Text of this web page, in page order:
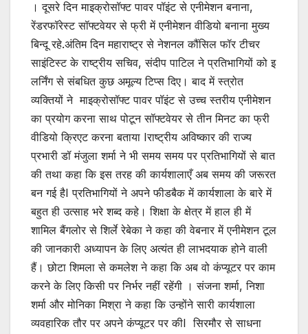
। दूसरे दिन माइक्रोसॉफ्ट पावर पॉइंट से एनीमेशन बनाना,
रेंडरफॉरेस्ट सॉफ्टवेयर से फ्री में एनीमेशन वीडियो बनाना मुख्य
बिन्दू रहे.अंतिम दिन महाराष्ट्र से नेशनल कौंसिल फॉर टीचर
साइंटिस्ट के राष्ट्रीय सचिव, संदीप पाटिल ने प्रतिभागियों को इ
लर्निंग से संबधित कुछ अमूल्य टिप्स दिए। बाद में स्त्रोत
व्यक्तियों ने माइक्रोसॉफ्ट पावर पॉइंट से उच्च स्तरीय एनीमेशन
का प्रयोग करना साथ पोटून सॉफ्टवेयर से तीन मिनट का फ्री
वीडियो क्रिएट करना बताया Iराष्ट्रीय अविष्कार की राज्य
प्रभारी डॉ मंजुला शर्मा ने भी समय समय पर प्रतिभागियों से बात
की तथा कहा कि इस तरह की कार्यशालाएँ अब समय की जरूरत
बन गई हैI प्रतिभागियों ने अपने फीडबैक में कार्यशाला के बारे में
बहुत ही उत्साह भरे शब्द कहे। शिक्षा के क्षेत्र में हाल ही में
शामिल बैंगलोर से शिर्ले रेबेका ने कहा की वेबनार में एनीमेशन टूल
की जानकारी अध्यापन के लिए अत्यंत ही लाभदयाक होने वाली
हैं। छोटा शिमला से कमलेश ने कहा कि अब वो कंप्यूटर पर काम
करने के लिए किसी पर निर्भर नहीं रहेंगी । संजना शर्मा, निशा
शर्मा और मोनिका मिश्रा ने कहा कि उन्होंने सारी कार्यशाला
व्यवहारिक तौर पर अपने कंप्यूटर पर कीI सिरमौर से साधना